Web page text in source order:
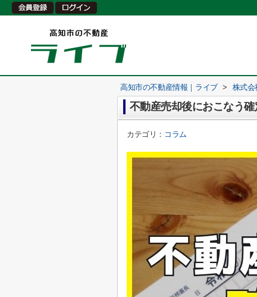
高知市の不動産情報｜ライブ > 株式会
不動産売却後におこなう
カテゴリ： コラム